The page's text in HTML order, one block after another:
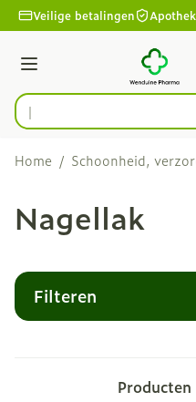
Ga naar de inhoud
1 van 1
Veilige betalingen
Menu
Product, merk, categorie...
Vind sne
Home / Schoonheid,
Nagellak
Filteren
Producten